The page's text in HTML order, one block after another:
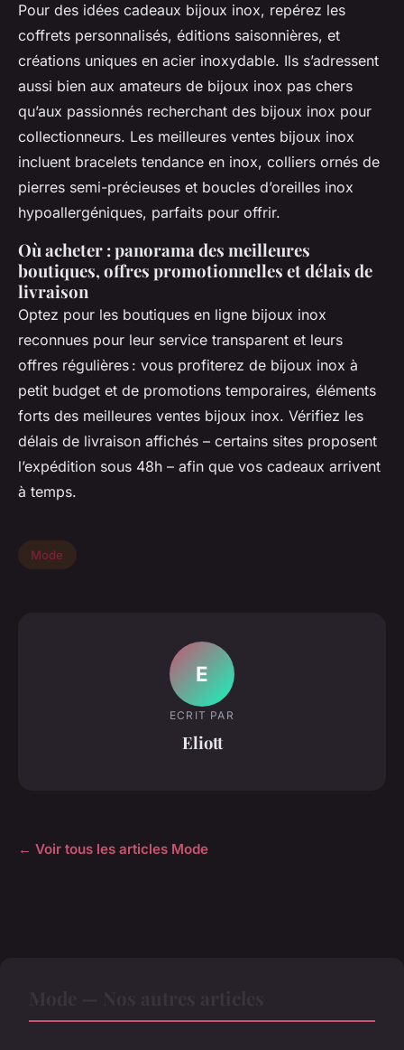
Pour des idées cadeaux bijoux inox, repérez les
coffrets personnalisés, éditions saisonnières, et
créations uniques en acier inoxydable. Ils s’adressent
aussi bien aux amateurs de bijoux inox pas chers
qu’aux passionnés recherchant des bijoux inox pour
collectionneurs. Les meilleures ventes bijoux inox
incluent bracelets tendance en inox, colliers ornés de
pierres semi-précieuses et boucles d’oreilles inox
hypoallergéniques, parfaits pour offrir.
Où acheter : panorama des meilleures
boutiques, offres promotionnelles et délais de
livraison
Optez pour les boutiques en ligne bijoux inox
reconnues pour leur service transparent et leurs
offres régulières : vous profiterez de bijoux inox à
petit budget et de promotions temporaires, éléments
forts des meilleures ventes bijoux inox. Vérifiez les
délais de livraison affichés – certains sites proposent
l’expédition sous 48h – afin que vos cadeaux arrivent
à temps.
Mode
E
ECRIT PAR
Eliott
← Voir tous les articles Mode